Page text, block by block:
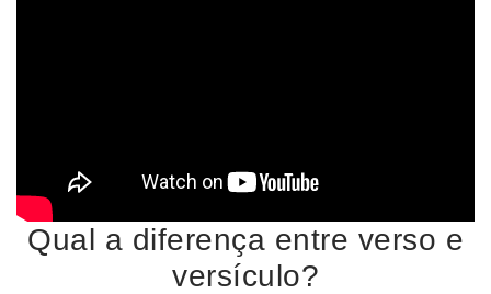
Qual a diferença entre verso e
versículo?